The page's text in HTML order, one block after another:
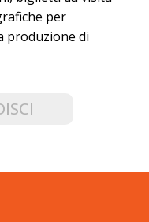
per
produzione di